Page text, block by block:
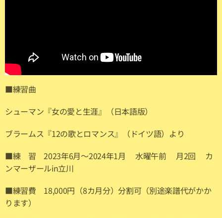
■練習曲
シューマン『女の愛と生涯』（日本語版）
ブラームス『12の歌とロマンス』（ドイツ語）より
■練 習 2023年6月～2024年1月 水曜午前 月2回 カ
ンマーザールin立川
■練習費 18,000円（8カ月分）分割可（別途楽譜代がかか
ります）